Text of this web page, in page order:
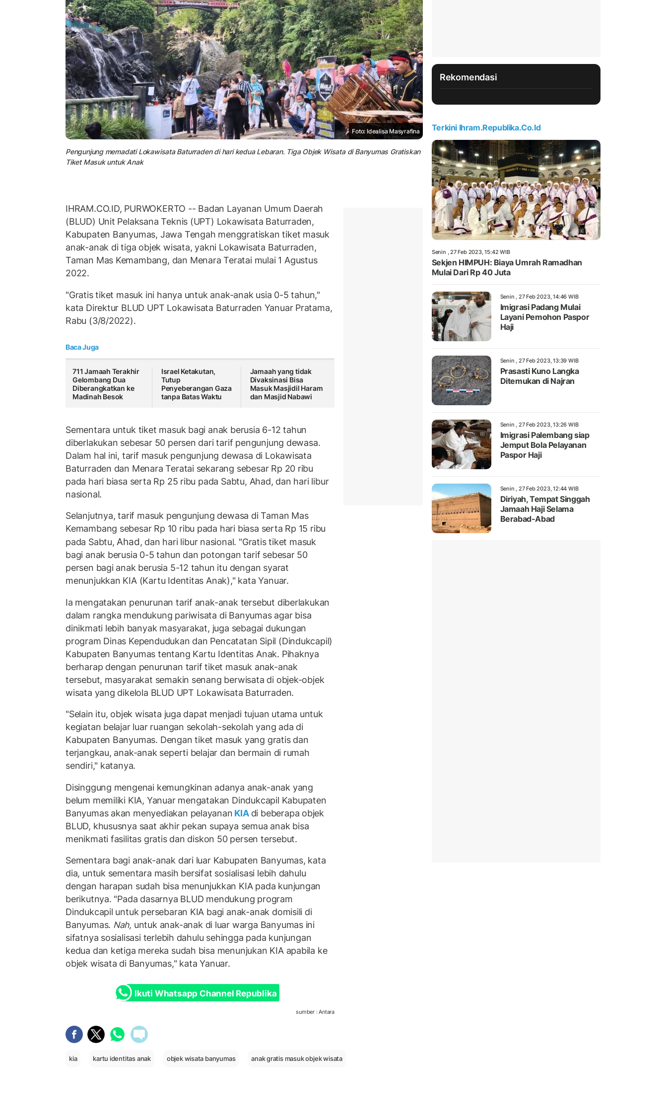
Foto: Idealisa Masyrafina
Pengunjung memadati Lokawisata Baturraden di hari kedua Lebaran. Tiga Objek Wisata di Banyumas Gratiskan
Tiket Masuk untuk Anak
IHRAM.CO.ID, PURWOKERTO -- Badan Layanan Umum Daerah
(BLUD) Unit Pelaksana Teknis (UPT) Lokawisata Baturraden,
Kabupaten Banyumas, Jawa Tengah menggratiskan tiket masuk
anak-anak di tiga objek wisata, yakni Lokawisata Baturraden,
Taman Mas Kemambang, dan Menara Teratai mulai 1 Agustus
2022.
"Gratis tiket masuk ini hanya untuk anak-anak usia 0-5 tahun,"
kata Direktur BLUD UPT Lokawisata Baturraden Yanuar Pratama,
Rabu (3/8/2022).
Baca Juga
711 Jamaah Terakhir
Gelombang Dua
Diberangkatkan ke
Madinah Besok
Israel Ketakutan,
Tutup
Penyeberangan Gaza
tanpa Batas Waktu
Jamaah yang tidak
Divaksinasi Bisa
Masuk Masjidil Haram
dan Masjid Nabawi
Sementara untuk tiket masuk bagi anak berusia 6-12 tahun
diberlakukan sebesar 50 persen dari tarif pengunjung dewasa.
Dalam hal ini, tarif masuk pengunjung dewasa di Lokawisata
Baturraden dan Menara Teratai sekarang sebesar Rp 20 ribu
pada hari biasa serta Rp 25 ribu pada Sabtu, Ahad, dan hari libur
nasional.
Selanjutnya, tarif masuk pengunjung dewasa di Taman Mas
Kemambang sebesar Rp 10 ribu pada hari biasa serta Rp 15 ribu
pada Sabtu,Ahad, dan hari libur nasional. "Gratis tiket masuk
bagi anak berusia 0-5 tahun dan potongan tarif sebesar 50
persen bagi anak berusia 5-12 tahun itu dengan syarat
menunjukkan KIA (Kartu Identitas Anak)," kata Yanuar.
Ia mengatakan penurunan tarif anak-anak tersebut diberlakukan
dalam rangka mendukung pariwisata di Banyumas agar bisa
dinikmati lebih banyak masyarakat, juga sebagai dukungan
program Dinas Kependudukan dan Pencatatan Sipil (Dindukcapil)
Kabupaten Banyumas tentang Kartu Identitas Anak. Pihaknya
berharap dengan penurunan tarif tiket masuk anak-anak
tersebut, masyarakat semakin senang berwisata di objek-objek
wisata yang dikelola BLUD UPT Lokawisata Baturraden.
"Selain itu, objek wisata juga dapat menjadi tujuan utama untuk
kegiatan belajar luar ruangan sekolah-sekolah yang ada di
Kabupaten Banyumas. Dengan tiket masuk yang gratis dan
terjangkau, anak-anak seperti belajar dan bermain di rumah
sendiri," katanya.
Disinggung mengenai kemungkinan adanya anak-anak yang
belum memiliki KIA, Yanuar mengatakan Dindukcapil Kabupaten
Banyumas akan menyediakan pelayanan KIA di beberapa objek
BLUD, khususnya saat akhir pekan supaya semua anak bisa
menikmati fasilitas gratis dan diskon 50 persen tersebut.
Sementara bagi anak-anak dari luar Kabupaten Banyumas, kata
dia, untuk sementara masih bersifat sosialisasi lebih dahulu
dengan harapan sudah bisa menunjukkan KIA pada kunjungan
berikutnya. "Pada dasarnya BLUD mendukung program
Dindukcapil untuk persebaran KIA bagi anak-anak domisili di
Banyumas. Nah, untuk anak-anak di luar warga Banyumas ini
sifatnya sosialisasi terlebih dahulu sehingga pada kunjungan
kedua dan ketiga mereka sudah bisa menunjukan KIA apabila ke
objek wisata di Banyumas," kata Yanuar.
Ikuti Whatsapp Channel Republika
sumber : Antara
kia kartu identitas anak objek wisata banyumas anak gratis masuk objek wisata
Rekomendasi
Terkini Ihram.republika.co.id
Senin , 27 Feb 2023, 15:42 WIB
Sekjen HIMPUH: Biaya Umrah Ramadhan
Mulai Dari Rp 40 Juta
Senin , 27 Feb 2023, 14:46 WIB
Imigrasi Padang Mulai
Layani Pemohon Paspor
Haji
Senin , 27 Feb 2023, 13:39 WIB
Prasasti Kuno Langka
Ditemukan di Najran
Senin , 27 Feb 2023, 13:26 WIB
Imigrasi Palembang siap
Jemput Bola Pelayanan
Paspor Haji
Senin , 27 Feb 2023, 12:44 WIB
Diriyah, Tempat Singgah
Jamaah Haji Selama
Berabad-Abad